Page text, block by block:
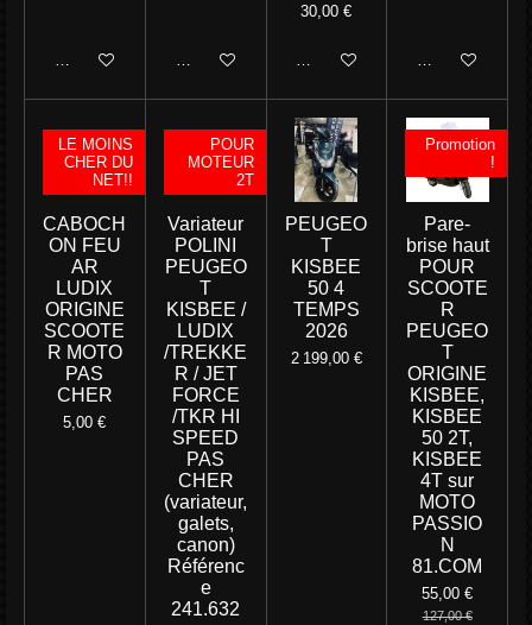
Ajouter au panier Ajouter au panier
30,00 €
Ajouter au panier Ajouter au
LE MOINS
CHER DU
NET!!
CABOCH
ON FEU
AR
LUDIX
ORIGINE
SCOOTE
R MOTO
PAS
CHER
5,00 €
POUR
MOTEUR
2T
Variateur
POLINI
PEUGEO
T
KISBEE /
LUDIX
/TREKKE
R / JET
FORCE
/TKR HI
SPEED
PAS
CHER
(variateur,
galets,
canon)
Référenc
e
241.632
PEUGEO
T
KISBEE
50 4
TEMPS
2026
2 199,00 €
Promotion
!
Pare-
brise haut
POUR
SCOOTE
R
PEUGEO
T
ORIGINE
KISBEE,
KISBEE
50 2T,
KISBEE
4T sur
MOTO
PASSIO
N
81.COM
55,00 €
127,00 €